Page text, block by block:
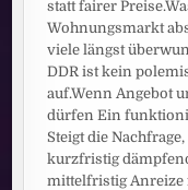
statt fairer
Wohnungsmarkt
viele längst
DDR ist kein
auf.Wenn Angebot
dürfen Ein
Steigt die
kurzfristig
mittelfristig Anreize